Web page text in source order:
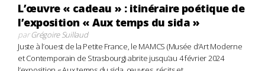
L’œuvre « cadeau » : itinéraire poétique de
l’exposition « Aux temps du sida »
parGrégoire Suillaud
Juste à l’ouest de la Petite France, le MAMCS (Musée d’Art Moderne
et Contemporain de Strasbourg) abrite jusqu’au 4 février 2024